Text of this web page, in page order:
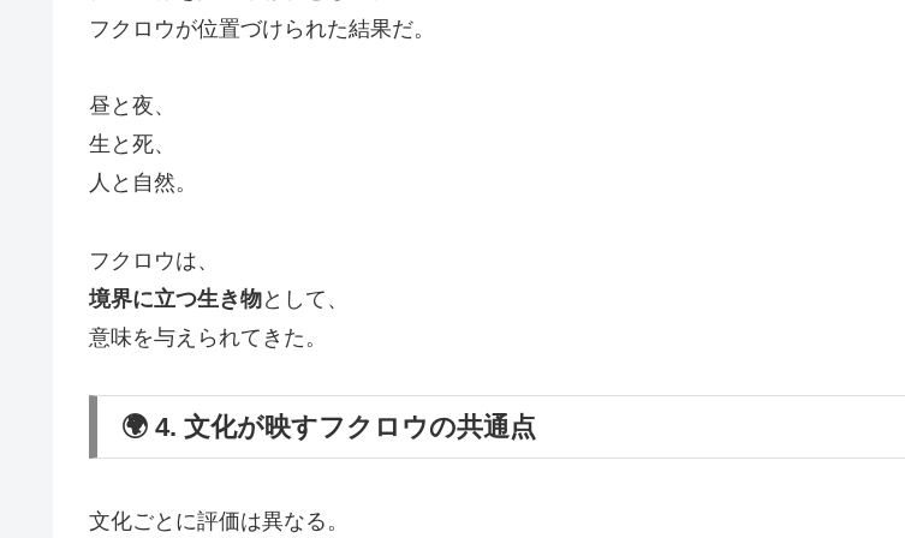
フクロウが位置づけられた結果だ。
昼と夜、
生と死、
人と自然。
フクロウは、
境界に立つ生き物として、
意味を与えられてきた。
🌍 4. 文化が映すフクロウの共通点
文化ごとに評価は異なる。